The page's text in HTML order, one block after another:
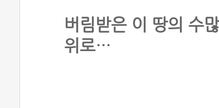
버림받은 이 땅의 수
위로…